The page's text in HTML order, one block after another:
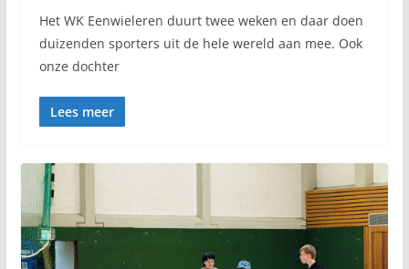
Het WK Eenwieleren duurt twee weken en daar doen
duizenden sporters uit de hele wereld aan mee. Ook
onze dochter
Lees meer